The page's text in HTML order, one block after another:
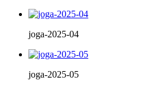
joga-2025-04
joga-2025-05